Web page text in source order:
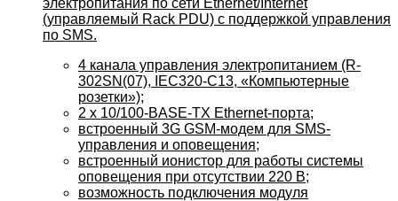
электропитания по сети Ethernet/Internet
(управляемый Rack PDU) c поддержкой управления
по SMS.
4 канала управления электропитанием (R-
302SN(07), IEC320-C13, «Компьютерные
розетки»);
2 х 10/100-BASE-TX Ethernet-порта;
встроенный 3G GSM-модем для SMS-
управления и оповещения;
встроенный ионистор для работы системы
оповещения при отсутствии 220 В;
возможность подключения модуля